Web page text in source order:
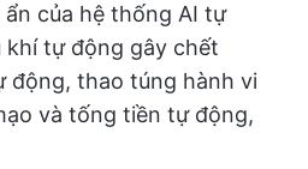
của hệ thống AI tự
khí tự động gây chết
động, thao túng hành vi
và tống tiền tự động,